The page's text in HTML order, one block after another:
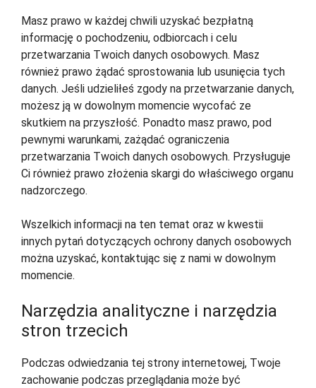
Masz prawo w każdej chwili uzyskać bezpłatną
informację o pochodzeniu, odbiorcach i celu
przetwarzania Twoich danych osobowych. Masz
również prawo żądać sprostowania lub usunięcia tych
danych. Jeśli udzieliłeś zgody na przetwarzanie danych,
możesz ją w dowolnym momencie wycofać ze
skutkiem na przyszłość. Ponadto masz prawo, pod
pewnymi warunkami, zażądać ograniczenia
przetwarzania Twoich danych osobowych. Przysługuje
Ci również prawo złożenia skargi do właściwego organu
nadzorczego.
Wszelkich informacji na ten temat oraz w kwestii
innych pytań dotyczących ochrony danych osobowych
można uzyskać, kontaktując się z nami w dowolnym
momencie.
Narzędzia analityczne i narzędzia
stron trzecich
Podczas odwiedzania tej strony internetowej, Twoje
zachowanie podczas przeglądania może być